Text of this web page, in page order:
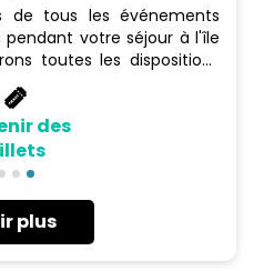
de tous les événements
votre séjour à l'île
toutes les dispositions
puissiez y assister (billets
etc.). Rien de tel
fraîche et de profiter du
artistes préférés se
diriez-vous de danser
?
des
plus